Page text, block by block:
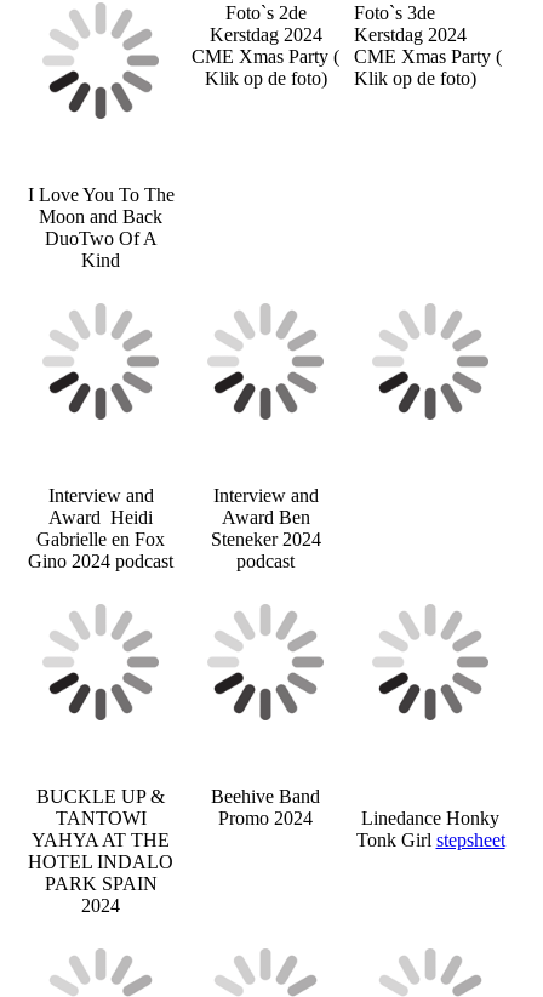
I Love You To The
Moon and Back
DuoTwo Of A
Kind
Foto`s 2de
Kerstdag 2024
CME Xmas Party (
Klik op de foto)
Foto`s 3de
Kerstdag 2024
CME Xmas Party (
Klik op de foto)
Interview and
Award Heidi
Gabrielle en Fox
Gino 2024 podcast
Interview and
Award Ben
Steneker 2024
podcast
BUCKLE UP &
TANTOWI
YAHYA AT THE
HOTEL INDALO
PARK SPAIN
2024
Beehive Band
Promo 2024
Linedance Honky
Tonk Girl stepsheet